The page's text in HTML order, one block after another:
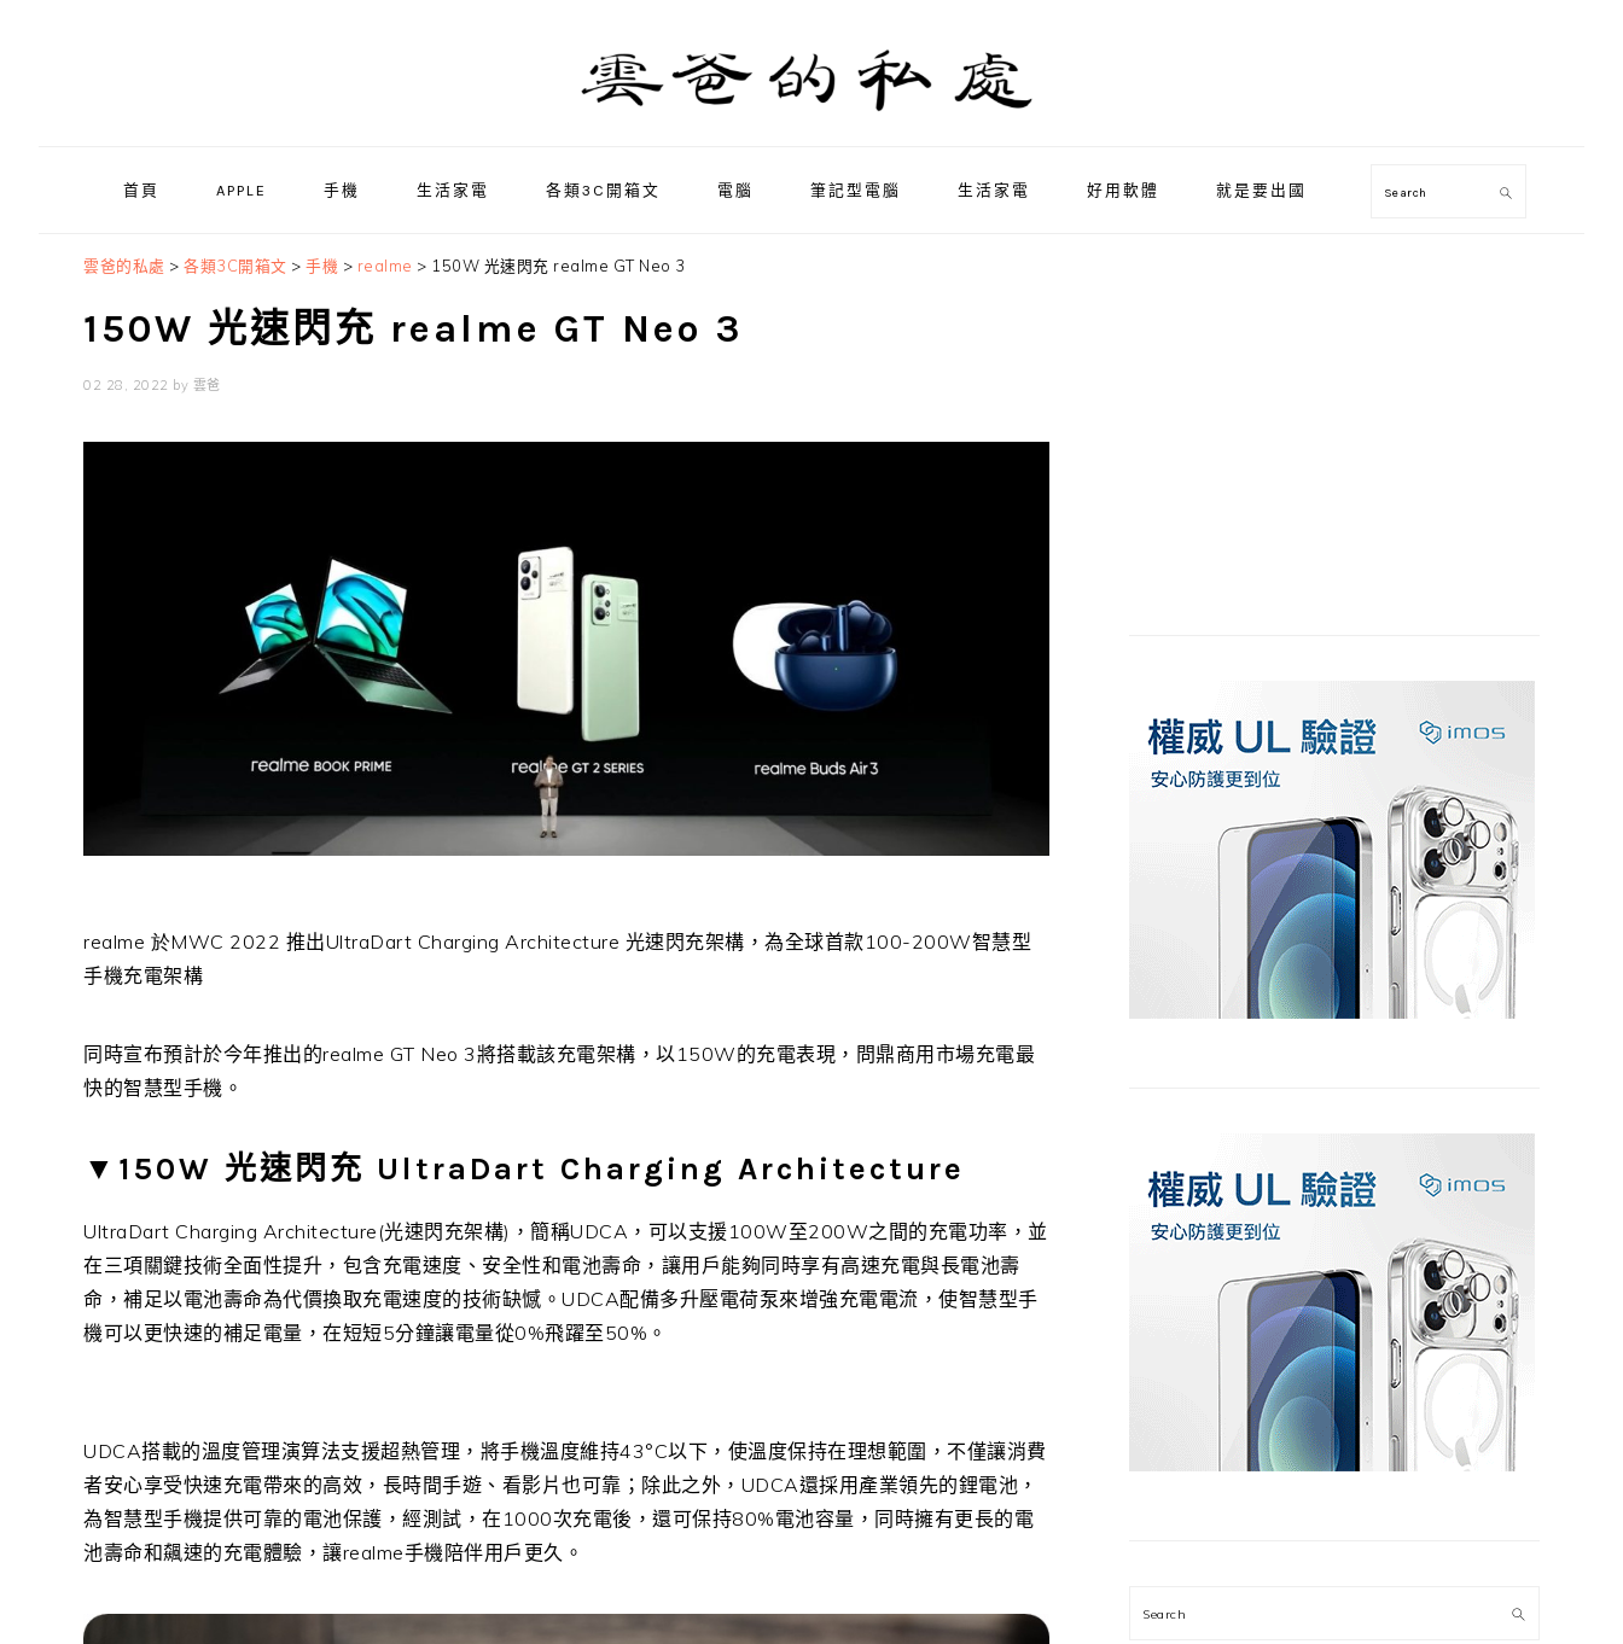
首頁 APPLE 手機 生活家電 各類3C開箱文 電腦 筆記型電腦 生活家電 好用軟體 就是要出國 Search
雲爸的私處 > 各類3C開箱文 > 手機 > realme > 150W 光速閃充 realme GT Neo 3
150W 光速閃充 realme GT Neo 3
02 28, 2022 by 雲爸
realme 於MWC 2022 推出UltraDart Charging Architecture 光速閃充架構，為全球首款100-200W智慧型
手機充電架構
同時宣布預計於今年推出的realme GT Neo 3將搭載該充電架構，以 150W的充電表現，問鼎商用市場充電最
快的智慧型手機。
▼150W 光速閃充 UltraDart Charging Architecture
UltraDart Charging Architecture(光速閃充架構)，簡稱UDCA，可以支援100W至200W之間的充電功率，並
在三項關鍵技術全面性提升，包含充電速度、安全性和電池壽命，讓用戶能夠同時享有高速充電與長電池壽
命，補足以電池壽命為代價換取充電速度的技術缺憾。UDCA配備多升壓電荷泵來增強充電電流，使智慧型手
機可以更快速的補足電量，在短短5分鐘讓電量從0%飛躍至50%。
UDCA搭載的溫度管理演算法支援超熱管理，將手機溫度維持43°C以下，使溫度保持在理想範圍，不僅讓消費
者安心享受快速充電帶來的高效，長時間手遊、看影片也可靠；除此之外，UDCA還採用產業領先的鋰電池，
為智慧型手機提供可靠的電池保護，經測試，在1000次充電後，還可保持80%電池容量，同時擁有更長的電
池壽命和飆速的充電體驗，讓realme手機陪伴用戶更久。
Search